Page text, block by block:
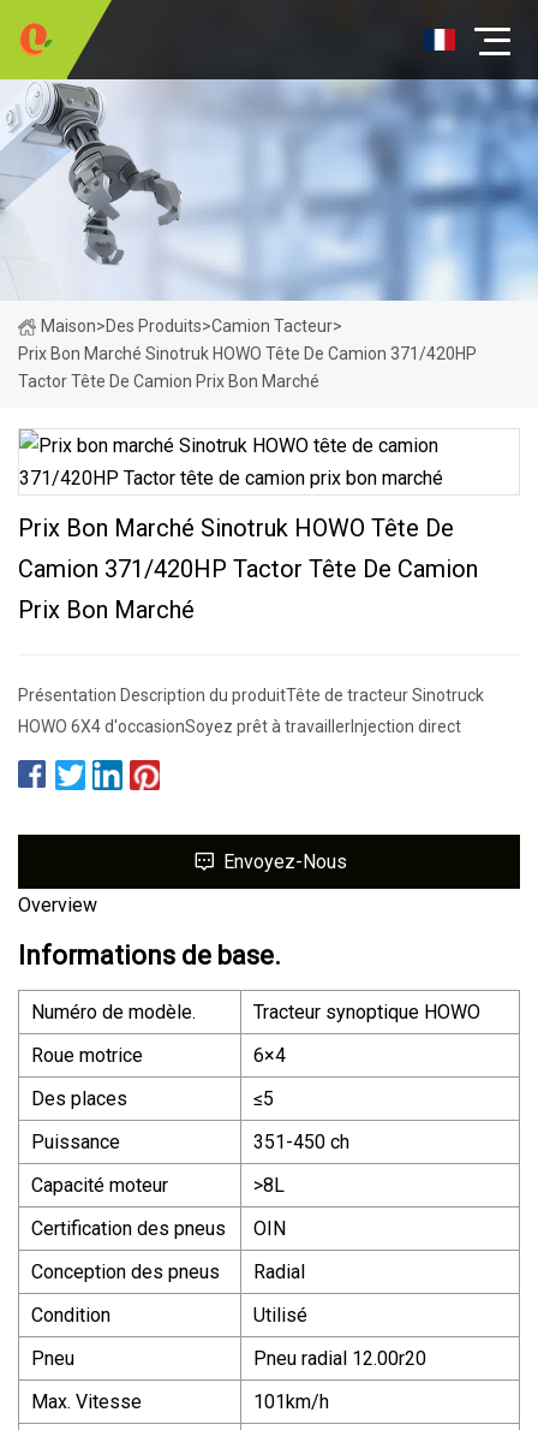
Maison>Des Produits>Camion Tacteur>
Prix ​​bon Marché Sinotruk HOWO Tête De Camion 371/420HP
Tactor Tête De Camion Prix Bon Marché
Prix ​​bon Marché Sinotruk HOWO Tête De
Camion 371/420HP Tactor Tête De Camion
Prix Bon Marché
Présentation Description du produitTête de tracteur Sinotruck
HOWO 6X4 d'occasionSoyez prêt à travaillerInjection direct
Envoyez-Nous
Overview
Informations de base.
Numéro de modèle.
Tracteur synoptique HOWO
Roue motrice
6×4
Des places
≤5
Puissance
351-450 ch
Capacité moteur
>8L
Certification des pneus
OIN
Conception des pneus
Radial
Condition
Utilisé
Pneu
Pneu radial 12.00r20
Max. Vitesse
101km/h